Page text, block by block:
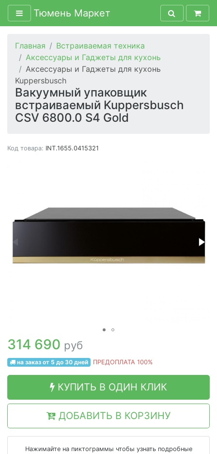
Тюмень Маркет
Главная
Встраиваемая техника
Аксессуары и Гаджеты для кухонь
Аксессуары и Гаджеты для кухонь
Kuppersbusch
Вакуумный упаковщик
встраиваемый Kuppersbusch
CSV 6800.0 S4 Gold
Код товара: INT.1655.0415321
314 690 руб
на заказ от 5 до 30 дней ПРЕДОПЛАТА 100%
КУПИТЬ В ОДИН КЛИК
ДОБАВИТЬ В КОРЗИНУ
Нажимайте на пиктограммы чтобы узнать подробные